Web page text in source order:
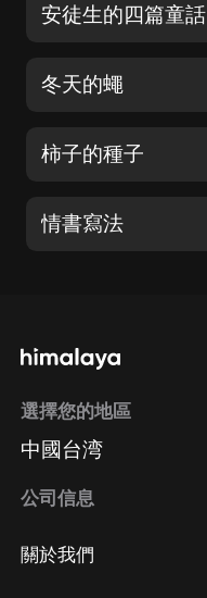
安徒生的四篇童話
冬天的蠅
柿子的種子
情書寫法
選擇您的地區
中國台湾
公司信息
關於我們